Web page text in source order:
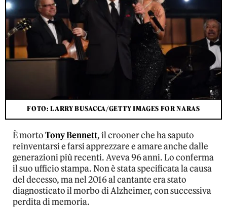
FOTO: LARRY BUSACCA/GETTY IMAGES FOR NARAS
È mortoTony Bennett, il crooner che ha saputo
reinventarsi e farsi apprezzare e amare anche dalle
generazioni più recenti. Aveva 96 anni. Lo conferma
il suo ufficio stampa. Non è stata specificata la causa
del decesso, ma nel 2016 al cantante era stato
diagnosticato il morbo di Alzheimer, con successiva
perdita di memoria.